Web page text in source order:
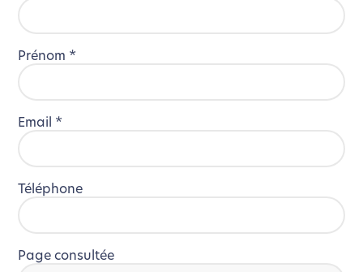
Prénom *
Email *
Téléphone
Page consultée